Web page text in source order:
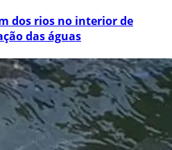
dos rios no interior de
das águas